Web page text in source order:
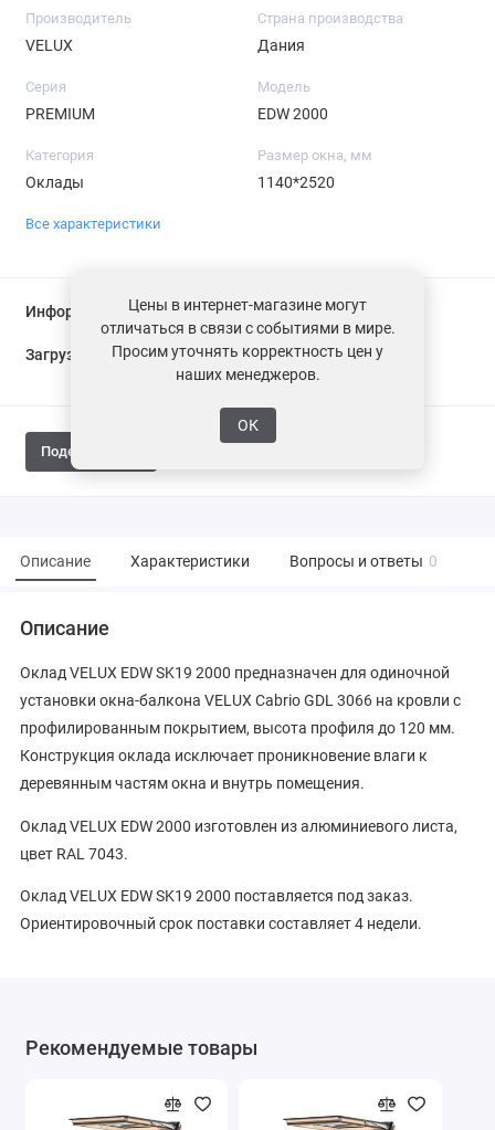
Производитель
VELUX
Страна производства
Дания
Серия
PREMIUM
Модель
EDW 2000
Категория
Оклады
Размер окна, мм
1140*2520
Все характеристики
Информация о доставке
Загрузка...
Поделиться
Описание Характеристики Вопросы и ответы 0
Описание
Оклад VELUX EDW SK19 2000 предназначен для одиночной
установки окна-балкона VELUX Cabrio GDL 3066 на кровли с
профилированным покрытием, высота профиля до 120 мм.
Конструкция оклада исключает проникновение влаги к
деревянным частям окна и внутрь помещения.
Оклад VELUX EDW 2000 изготовлен из алюминиевого листа,
цвет RAL 7043.
Оклад VELUX EDW SK19 2000 поставляется под заказ.
Ориентировочный срок поставки составляет 4 недели.
Рекомендуемые товары
Цены в интернет-магазине могут
отличаться в связи с событиями в мире.
Просим уточнять корректность цен у
наших менеджеров.
ОК